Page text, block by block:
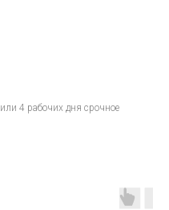
4 рабочих дня срочное